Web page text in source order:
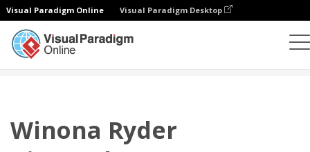
Visual Paradigm Online Visual Paradigm Desktop
Winona Ryder